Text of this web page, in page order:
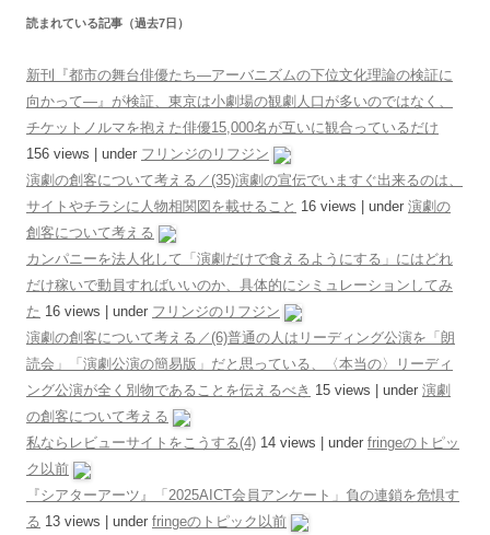
読まれている記事（過去7日）
新刊『都市の舞台俳優たち―アーバニズムの下位文化理論の検証に
向かって―』が検証、東京は小劇場の観劇人口が多いのではなく、
チケットノルマを抱えた俳優15,000名が互いに観合っているだけ
156 views
under フリンジのリフジン
演劇の創客について考える／(35)演劇の宣伝でいますぐ出来るのは、
サイトやチラシに人物相関図を載せること 16 views under 演劇の
創客について考える
カンパニーを法人化して「演劇だけで食えるようにする」にはどれ
だけ稼いで動員すればいいのか、具体的にシミュレーションしてみ
た 16 views under フリンジのリフジン
演劇の創客について考える／(6)普通の人はリーディング公演を「朗
読会」「演劇公演の簡易版」だと思っている、〈本当の〉リーディ
ング公演が全く別物であることを伝えるべき 15 views under 演劇
の創客について考える
私ならレビューサイトをこうする(4) 14 views under fringeのトピッ
ク以前
『シアターアーツ』「2025AICT会員アンケート」負の連鎖を危惧す
る 13 views under fringeのトピック以前